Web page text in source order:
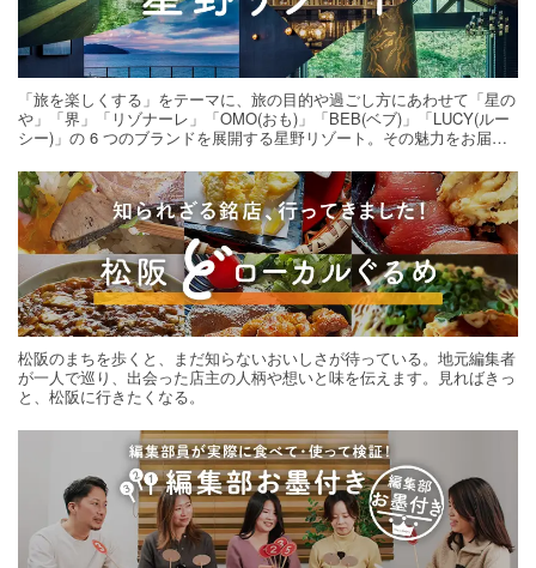
「旅を楽しくする」をテーマに、旅の目的や過ごし方にあわせて「星の
や」「界」「リゾナーレ」「OMO(おも)」「BEB(ベブ)」「LUCY(ルー
シー)」の 6 つのブランドを展開する星野リゾート。その魅力をお届け
松阪のまちを歩くと、まだ知らないおいしさが待っている。地元編集者
が一人で巡り、出会った店主の人柄や想いと味を伝えます。見ればきっ
と、松阪に行きたくなる。